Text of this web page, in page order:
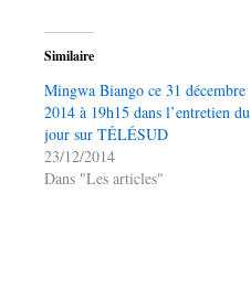
Similaire
Mingwa Biango ce 31 décembre
2014 à 19h15 dans l’entretien du
jour sur TÉLÉSUD
23/12/2014
Dans "Les articles"